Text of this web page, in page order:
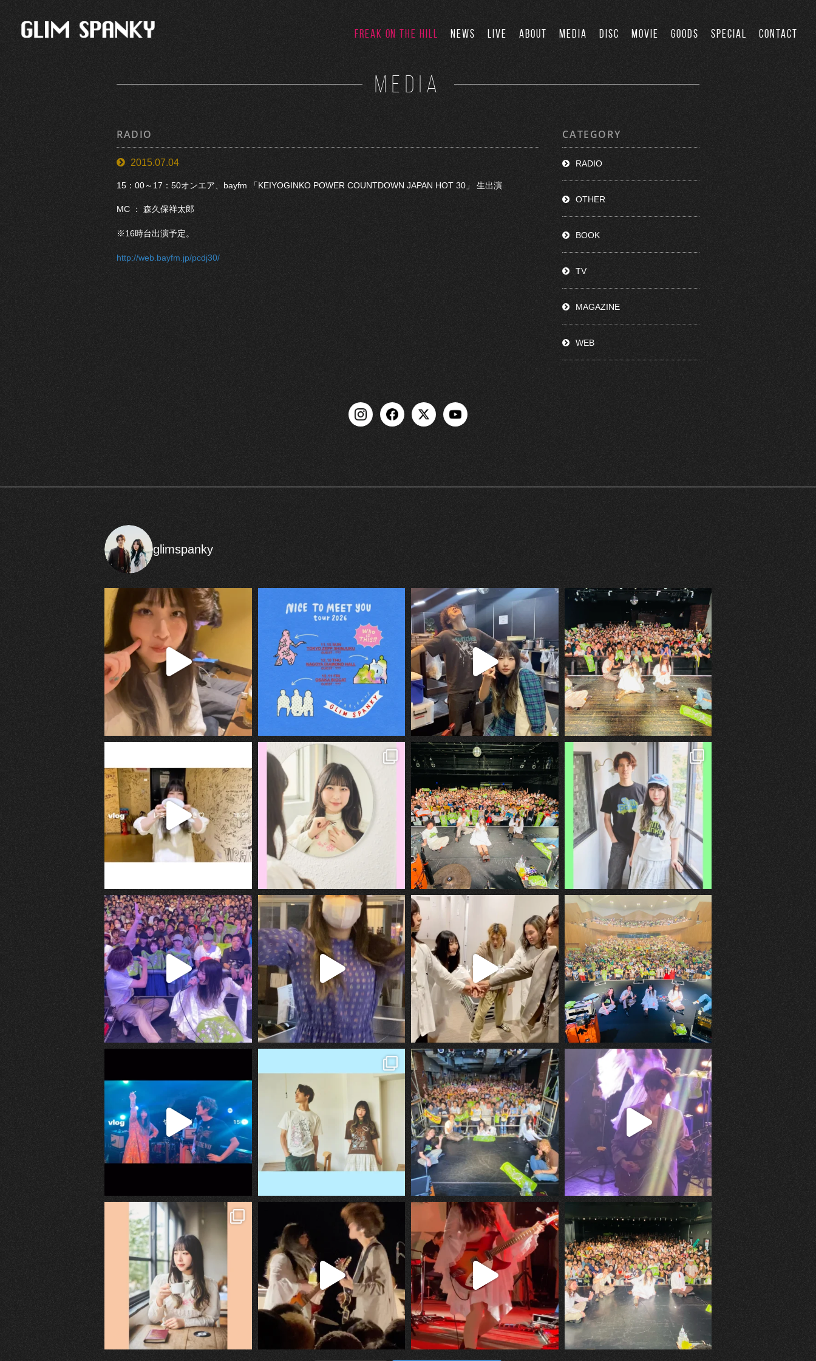
FREAK ON THE HILL NEWS LIVE ABOUT MEDIA DISC MOVIE GOODS SPECIAL CONTACT
MEDIA
RADIO
2015.07.04
15：00～17：50オンエア、bayfm 「KEIYOGINKO POWER COUNTDOWN JAPAN HOT 30」 生出演
MC ： 森久保祥太郎
※16時台出演予定。
http://web.bayfm.jp/pcdj30/
CATEGORY
RADIO
OTHER
BOOK
TV
MAGAZINE
WEB
glimspanky